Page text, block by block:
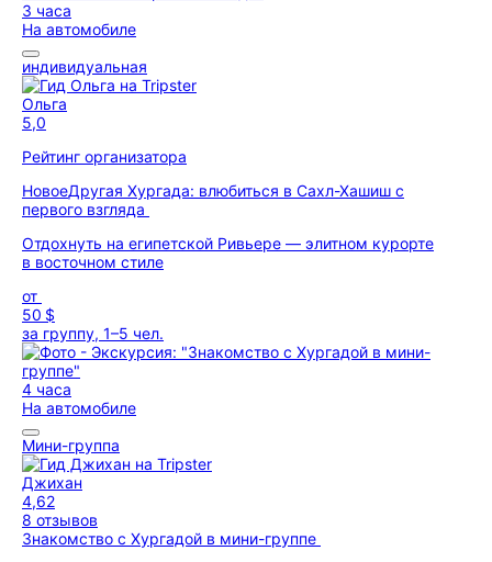
3 часа
На автомобиле
индивидуальная
Ольга
5,0
Рейтинг организатора
НовоеДругая Хургада: влюбиться в Сахл-Хашиш с
первого взгляда
Отдохнуть на египетской Ривьере — элитном курорте
в восточном стиле
от
50 $
за группу, 1–5 чел.
4 часа
На автомобиле
Мини-группа
Джихан
4,62
8 отзывов
Знакомство с Хургадой в мини-группе